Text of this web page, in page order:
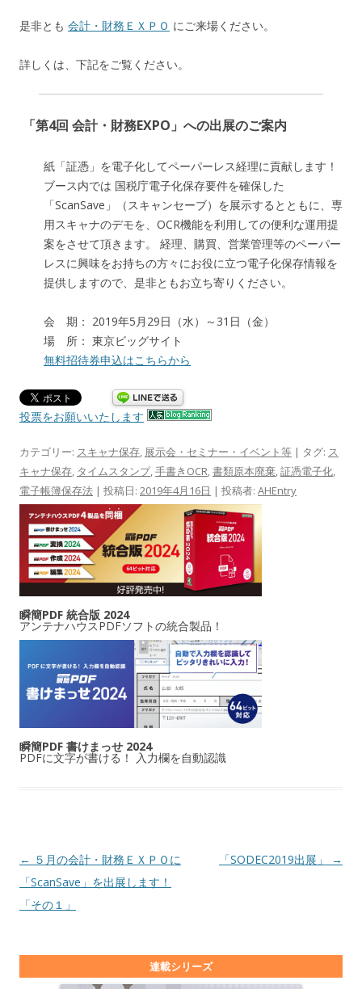
是非とも 会計・財務ＥＸＰＯ にご来場ください。
詳しくは、下記をご覧ください。
「第4回 会計・財務EXPO」への出展のご案内
紙「証憑」を電子化してペーパーレス経理に貢献します！
ブース内では 国税庁電子化保存要件を確保した
「ScanSave」（スキャンセーブ）を展示するとともに、専
用スキャナのデモを、OCR機能を利用しての便利な運用提
案をさせて頂きます。 経理、購買、営業管理等のペーパー
レスに興味をお持ちの方々にお役に立つ電子化保存情報を
提供しますので、是非ともお立ち寄りください。
会 期： 2019年5月29日（水）～31日（金）
場 所： 東京ビッグサイト
無料招待券申込はこちらから
投票をお願いいたします
カテゴリー: スキャナ保存, 展示会・セミナー・イベント等 | タグ: ス
キャナ保存, タイムスタンプ,手書きOCR,書類原本廃棄,証憑電子化,
電子帳簿保存法 | 投稿日: 2019年4月16日 | 投稿者: AHEntry
瞬簡PDF 統合版 2024
アンテナハウスPDFソフトの統合製品！
瞬簡PDF 書けまっせ 2024
PDFに文字が書ける！ 入力欄を自動認識
投稿ナビゲーション
← ５月の会計・財務ＥＸＰＯに
「ScanSave」を出展します！
「その１」
「SODEC2019出展」 →
連載シリーズ